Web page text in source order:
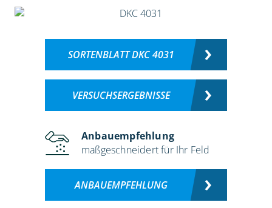
SORTENBLATT DKC 4031
VERSUCHSERGEBNISSE
Anbauempfehlung
maßgeschneidert für Ihr Feld
ANBAUEMPFEHLUNG